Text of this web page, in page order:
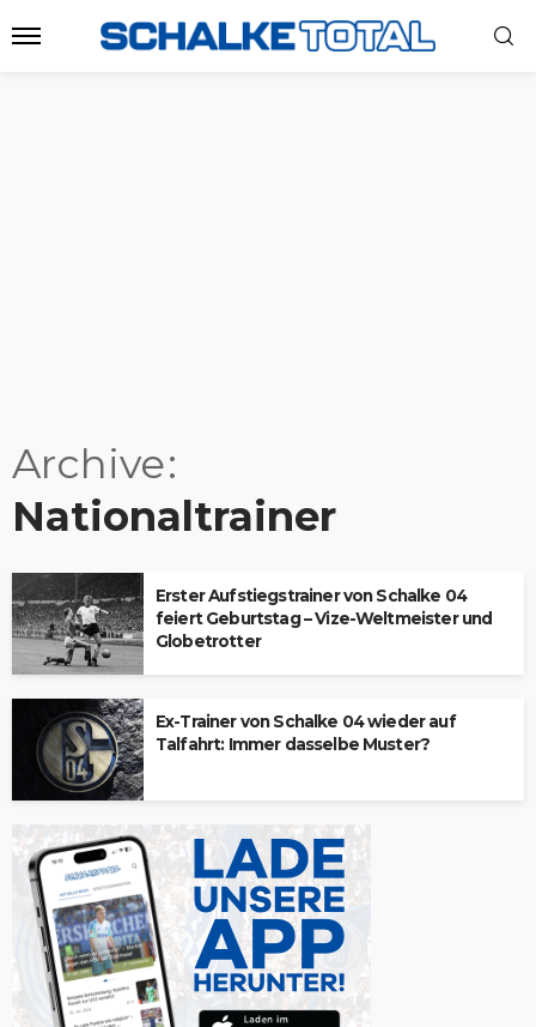
Archive
Nationaltrainer
Erster Aufstiegstrainer von Schalke 04
feiert Geburtstag – Vize-Weltmeister und
Globetrotter
Ex-Trainer von Schalke 04 wieder auf
Talfahrt: Immer dasselbe Muster?